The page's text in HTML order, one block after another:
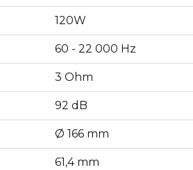
120W
60 - 22 000 Hz
3 Ohm
92 dB
Ø 166 mm
61,4 mm